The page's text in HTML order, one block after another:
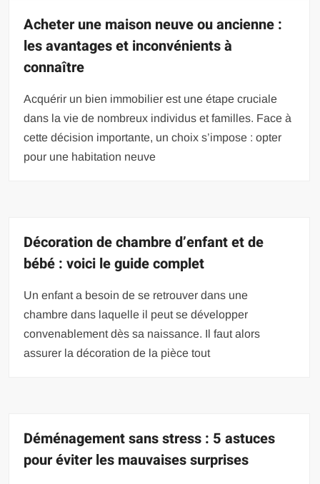
Acheter une maison neuve ou ancienne :
les avantages et inconvénients à
connaître
Acquérir un bien immobilier est une étape cruciale
dans la vie de nombreux individus et familles. Face à
cette décision importante, un choix s’impose : opter
pour une habitation neuve
Décoration de chambre d’enfant et de
bébé : voici le guide complet
Un enfant a besoin de se retrouver dans une
chambre dans laquelle il peut se développer
convenablement dès sa naissance. Il faut alors
assurer la décoration de la pièce tout
Déménagement sans stress : 5 astuces
pour éviter les mauvaises surprises